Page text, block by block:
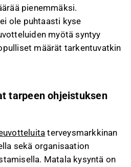
pienemmäksi.
ole puhtaasti kyse
myötä syntyy
määrät tarkentuvatkin
tarpeen ohjeistuksen
terveysmarkkinan
sekä organisaation
Matala kysyntä on